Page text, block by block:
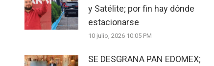
y Satélite; por fin hay dónde
estacionarse
10 julio, 2026 10:05 PM
SE DESGRANA PAN EDOMEX;